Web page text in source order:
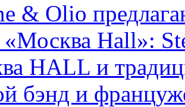
& Olio
Hall»:
HALL и
бэнд и